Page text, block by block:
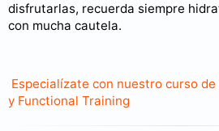
disfrutarlas, recuerda siempre
con mucha cautela.
Especialízate con nuestro curso de
y Functional Training